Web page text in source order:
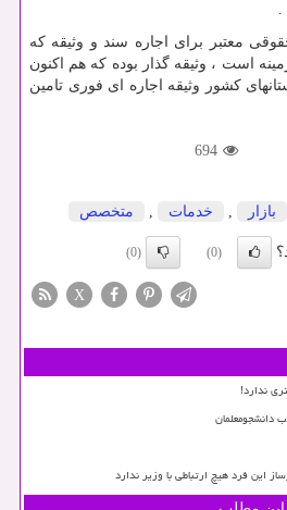
.
معتبر برای اجاره سند و وثیقه که
است ، وثیقه گذار بوده که هم اکنون
کشور وثیقه اجاره ای فوری تامین
694
بازار , خدمات , متخصص
(0)
(0)
X
این فرد هیچ ارتباطی با وزیر ندارد